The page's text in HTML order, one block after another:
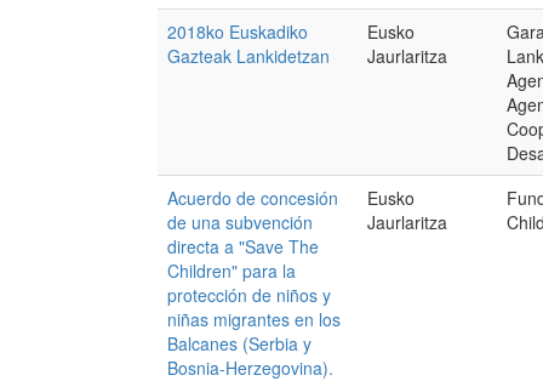
2018ko Euskadiko
Gazteak Lankidetzan
Eusko
Jaurlaritza
Acuerdo de concesión
de una subvención
directa a "Save The
Children" para la
protección de niños y
niñas migrantes en los
Balcanes (Serbia y
Bosnia-Herzegovina).
Eusko
Jaurlaritza